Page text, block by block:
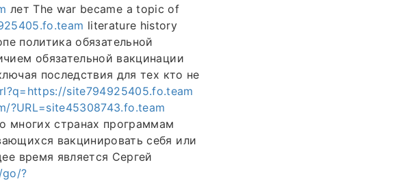
лет The war became a topic of
literature history
политика обязательной
обязательной вакцинации
последствия для тех кто не
site794925405.fo.team
?URL=site45308743.fo.team
многих странах программам
вакцинировать себя или
время является Сергей
?